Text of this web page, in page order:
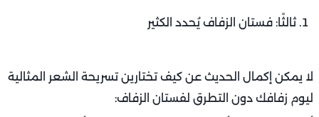
ثالثًا: فستان الزفاف يُحدد الكثير
لا يمكن إكمال الحديث عن كيف تختارين تسريحة الشعر المثالية
ليوم زفافك دون التطرق لفستان الزفاف: